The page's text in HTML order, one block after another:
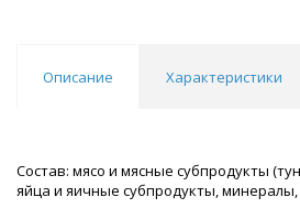
Описание Характеристики
Состав: мясо и мясные субпродукты
яйца и яичные субпродукты, минералы,